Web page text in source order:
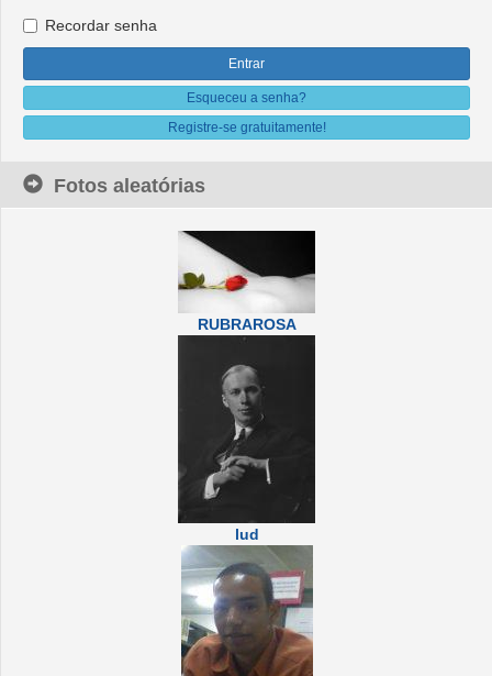
Recordar senha
Esqueceu a senha?
Registre-se gratuitamente!
Fotos aleatórias
RUBRAROSA
lud